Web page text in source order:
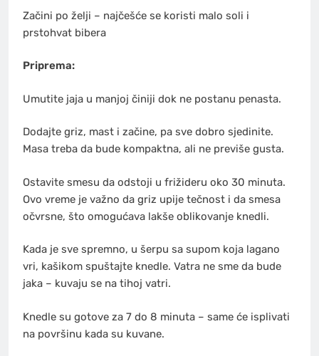
Začini po želji – najčešće se koristi malo soli i
prstohvat bibera
Priprema:
Umutite jaja u manjoj činiji dok ne postanu penasta.
Dodajte griz, mast i začine, pa sve dobro sjedinite.
Masa treba da bude kompaktna, ali ne previše gusta.
Ostavite smesu da odstoji u frižideru oko 30 minuta.
Ovo vreme je važno da griz upije tečnost i da smesa
očvrsne, što omogućava lakše oblikovanje knedli.
Kada je sve spremno, u šerpu sa supom koja lagano
vri, kašikom spuštajte knedle. Vatra ne sme da bude
jaka – kuvaju se na tihoj vatri.
Knedle su gotove za 7 do 8 minuta – same će isplivati
na površinu kada su kuvane.